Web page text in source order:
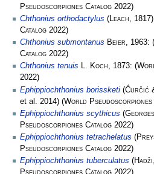
Pseudoscorpiones Catalog 2022)
Chthonius orthodactylus ( Leach ,
Catalog 2022)
Chthonius submontanus Beier, 1963: (
Catalog 2022)
Chthonius tenuis L. Koch, 1873: (
2022)
Ephippiochthonius borissketi (Ćurčić
et al. 2014) (World Pseudoscorpiones
Ephippiochthonius scythicus (
Pseudoscorpiones Catalog 2022)
Ephippiochthonius tetrachelatus (
Pseudoscorpiones Catalog 2022)
Ephippiochthonius tuberculatus (Hadži